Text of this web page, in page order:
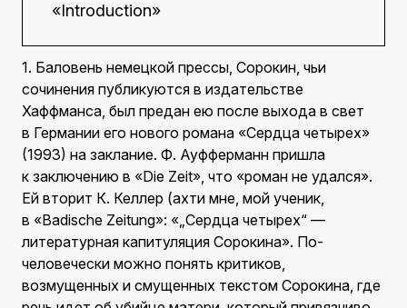
«Introduction»
1. Баловень немецкой прессы, Сорокин, чьи
сочинения публикуются в издательстве
Хаффманса, был предан ею после выхода в свет
в Германии его нового романа «Сердца четырех»
(1993) на заклание. Ф. Ауфферманн пришла
к заключению в «Die Zeit», что «роман не удался».
Ей вторит К. Келлер (ахти мне, мой ученик,
в «Badische Zeitung»: «„Сердца четырех“ —
литературная капитуляция Сорокина». По-
человечески можно понять критиков,
возмущенных и смущенных текстом Сорокина, где